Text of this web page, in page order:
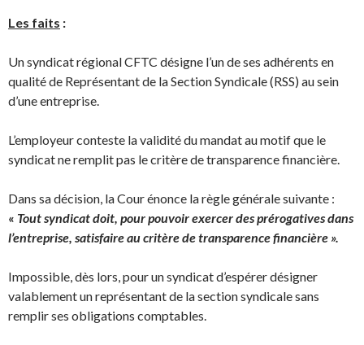
Les faits :
Un syndicat régional CFTC désigne l’un de ses adhérents en
qualité de Représentant de la Section Syndicale (RSS) au sein
d’une entreprise.
L’employeur conteste la validité du mandat au motif que le
syndicat ne remplit pas le critère de transparence financière.
Dans sa décision, la Cour énonce la règle générale suivante :
« Tout syndicat doit, pour pouvoir exercer des prérogatives dans
l’entreprise, satisfaire au critère de transparence financière ».
Impossible, dès lors, pour un syndicat d’espérer désigner
valablement un représentant de la section syndicale sans
remplir ses obligations comptables.